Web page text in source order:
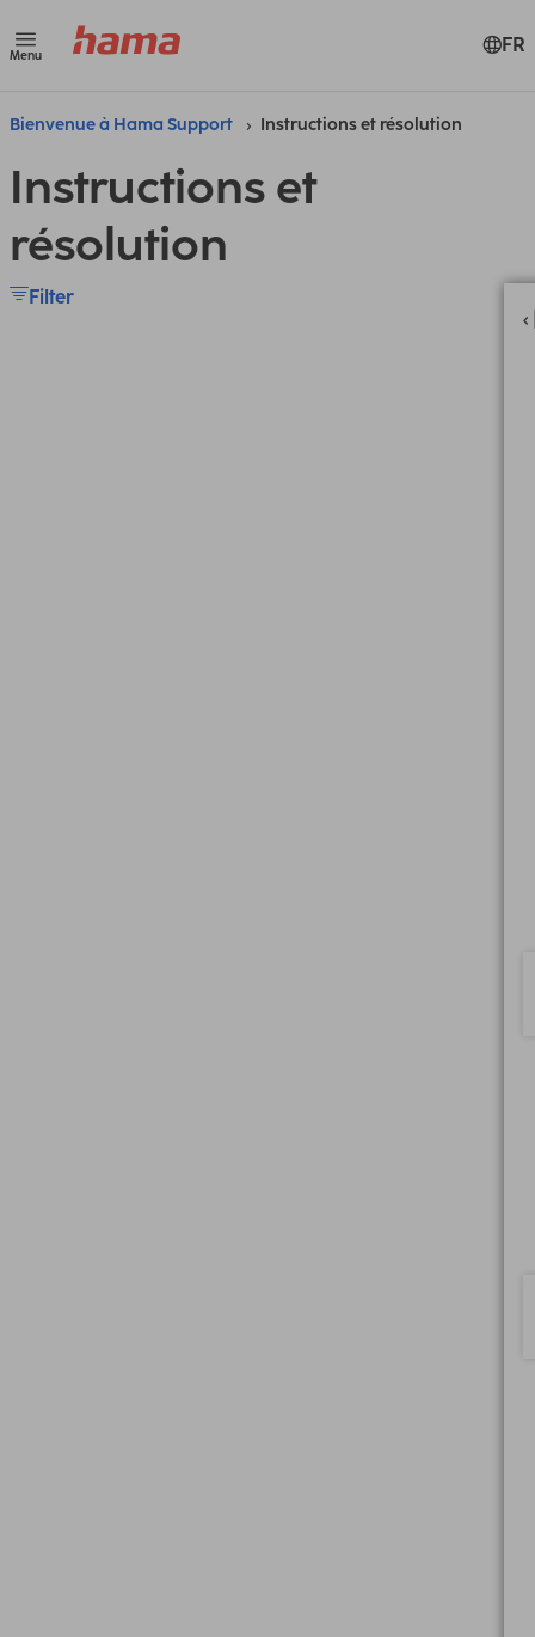
Menu FR
Bienvenue à Hama Support Instructions et résolution
Instructions et
résolution
Filter